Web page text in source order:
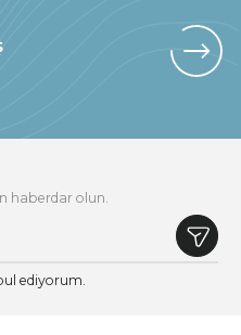
haberdar olun.
ediyorum.